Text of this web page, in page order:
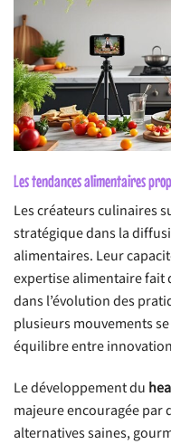
Les tendances alimentaires
Les créateurs culinaires
stratégique dans la
alimentaires. Leur
expertise alimentaire fait
dans l’évolution des
plusieurs mouvements
équilibre entre
Le développement du
majeure encouragée par
alternatives saines,